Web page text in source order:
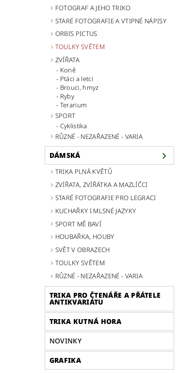
FOTOGRAF A JEHO TRIKO
STARÉ FOTOGRAFIE A VTIPNÉ NÁPISY
ORBIS PICTUS
TOULKY SVĚTEM
ZVÍŘATA
Koně
Ptáci a letci
Brouci, hmyz
Ryby
Terarium
SPORT
Cyklistika
RŮZNÉ - NEZAŘAZENÉ - VARIA
DÁMSKÁ
TRIKA PLNÁ KVĚTŮ
ZVÍŘATA, ZVÍŘÁTKA A MAZLÍČCI
STARÉ FOTOGRAFIE PRO LEGRACI
KUCHAŘKY I MLSNÉ JAZYKY
SPORT MĚ BAVÍ
HOUBAŘKA, HOUBY
SVĚT V OBRAZECH
TOULKY SVĚTEM
RŮZNÉ - NEZAŘAZENÉ - VARIA
TRIKA PRO ČTENÁŘE A PŘÁTELE
ANTIKVARIÁTU
TRIKA KUTNÁ HORA
NOVINKY
GRAFIKA